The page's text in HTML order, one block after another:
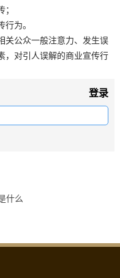
为。
公众一般注意力、发生误
，对引人误解的商业宣传行
登录
什么